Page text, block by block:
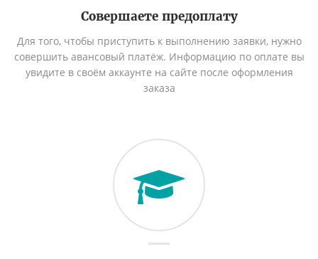
Совершаете предоплату
Для того, чтобы приступить к выполнению заявки, нужно
совершить авансовый платёж. Информацию по оплате вы
увидите в своём аккаунте на сайте после оформления
заказа